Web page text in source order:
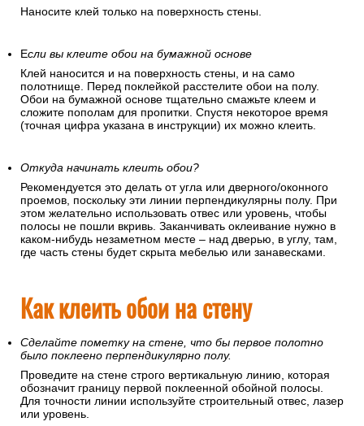
Наносите клей только на поверхность стены.
Если вы клеите обои на бумажной основе
Клей наносится и на поверхность стены, и на само
полотнище. Перед поклейкой расстелите обои на полу.
Обои на бумажной основе тщательно смажьте клеем и
сложите пополам для пропитки. Спустя некоторое время
(точная цифра указана в инструкции) их можно клеить.
Откуда начинать клеить обои?
Рекомендуется это делать от угла или дверного/оконного
проемов, поскольку эти линии перпендикулярны полу. При
этом желательно использовать отвес или уровень, чтобы
полосы не пошли вкривь. Заканчивать оклеивание нужно в
каком-нибудь незаметном месте – над дверью, в углу, там,
где часть стены будет скрыта мебелью или занавесками.
Как клеить обои на стену
Сделайте пометку на стене, что бы первое полотно
было поклеено перпендикулярно полу.
Проведите на стене строго вертикальную линию, которая
обозначит границу первой поклеенной обойной полосы.
Для точности линии используйте строительный отвес, лазер
или уровень.